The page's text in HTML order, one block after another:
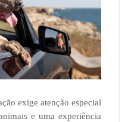
exige atenção especial
e uma experiência